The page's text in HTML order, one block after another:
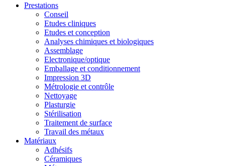
Prestations
Conseil
Etudes cliniques
Etudes et conception
Analyses chimiques et biologiques
Assemblage
Electronique/optique
Emballage et conditionnement
Impression 3D
Métrologie et contrôle
Nettoyage
Plasturgie
Stérilisation
Traitement de surface
Travail des métaux
Matériaux
Adhésifs
Céramiques